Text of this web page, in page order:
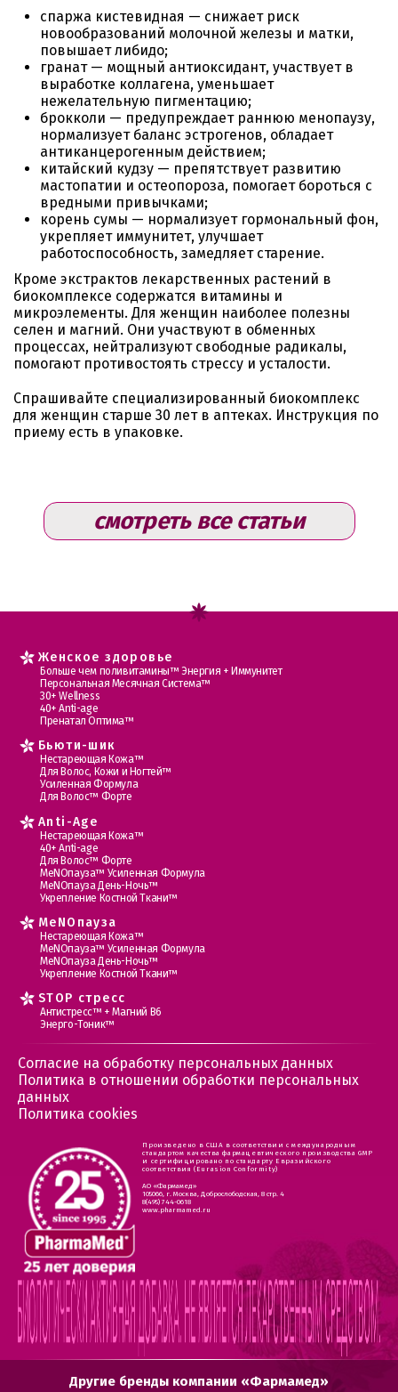
спаржа кистевидная — снижает риск
новообразований молочной железы и матки,
повышает либидо;
гранат — мощный антиоксидант, участвует в
выработке коллагена, уменьшает
нежелательную пигментацию;
брокколи — предупреждает раннюю менопаузу,
нормализует баланс эстрогенов, обладает
антиканцерогенным действием;
китайский кудзу — препятствует развитию
мастопатии и остеопороза, помогает бороться с
вредными привычками;
корень сумы — нормализует гормональный фон,
укрепляет иммунитет, улучшает
работоспособность, замедляет старение.
Кроме экстрактов лекарственных растений в
биокомплексе содержатся витамины и
микроэлементы. Для женщин наиболее полезны
селен и магний. Они участвуют в обменных
процессах, нейтрализуют свободные радикалы,
помогают противостоять стрессу и усталости.
Спрашивайте специализированный биокомплекс
для женщин старше 30 лет в аптеках. Инструкция по
приему есть в упаковке.
смотреть все статьи
Женское здоровье
Больше чем поливитамины™ Энергия + Иммунитет
Персональная Месячная Система™
30+ Wellness
40+ Anti-age
Пренатал Оптима™
Бьюти-шик
Нестареющая Кожа™
Для Волос, Кожи и Ногтей™
Усиленная Формула
Для Волос™ Форте
Anti-Age
Нестареющая Кожа™
40+ Anti-age
Для Волос™ Форте
МеNOпауза™ Усиленная Формула
МеNOпауза День-Ночь™
Укрепление Костной Ткани™
MеNOпауза
Нестареющая Кожа™
МеNOпауза™ Усиленная Формула
МеNOпауза День-Ночь™
Укрепление Костной Ткани™
STOP стресс
Антистресс™ + Магний В6
Энерго-Тоник™
Согласие на обработку персональных данных
Политика в отношении обработки персональных
данных
Политика cookies
Произведено в США в соответствии с международным
стандартом качества фармацевтического производства GMP
и сертифицировано по стандарту Евразийского
соответствия (Eurasion Conformity)
АО «Фармамед»
105066, г. Москва, Доброслободская, 8 стр. 4
8(495) 744-0618
www.pharmamed.ru
Другие бренды компании «Фармамед»